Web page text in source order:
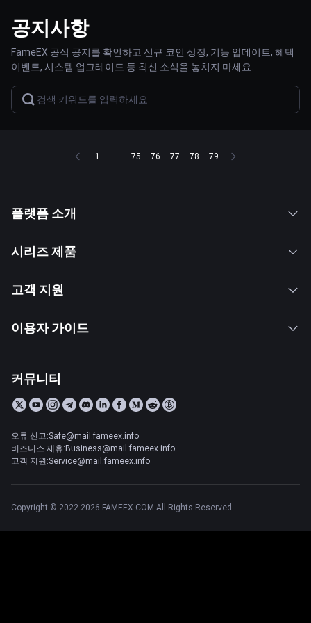
공지사항
FameEX 공식 공지를 확인하고 신규 코인 상장, 기능 업데이트, 혜택
이벤트, 시스템 업그레이드 등 최신 소식을 놓치지 마세요.
1 ... 75 76 77 78 79
플랫폼 소개
시리즈 제품
고객 지원
이용자 가이드
커뮤니티
오류 신고:Safe@mail.fameex.info
비즈니스 제휴:Business@mail.fameex.info
고객 지원:Service@mail.fameex.info
Copyright © 2022-2026 FAMEEX.COM All Rights Reserved